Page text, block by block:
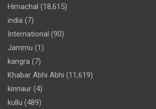
Himachal (18,615)
india (7)
International (90)
Jammu (1)
kangra (7)
Khabar Abhi Abhi (11,619)
kinnaur (4)
kullu (489)